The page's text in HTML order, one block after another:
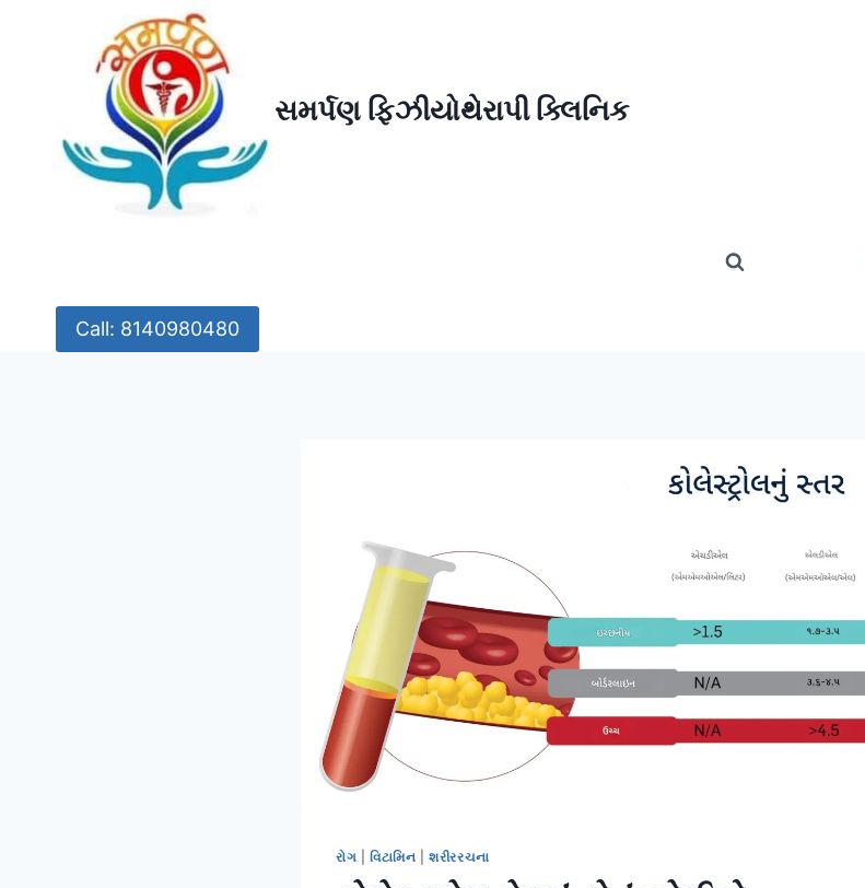
સમર્પણ ફિઝીયોથેરાપી ક્લિનિક
Call: 8140980480
રોગ વિટામિન |શરીરરચના